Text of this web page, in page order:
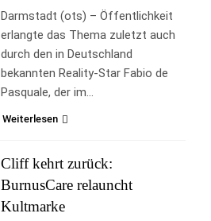
Darmstadt (ots) – Öffentlichkeit
erlangte das Thema zuletzt auch
durch den in Deutschland
bekannten Reality-Star Fabio de
Pasquale, der im…
Weiterlesen
Cliff kehrt zurück:
BurnusCare relauncht
Kultmarke